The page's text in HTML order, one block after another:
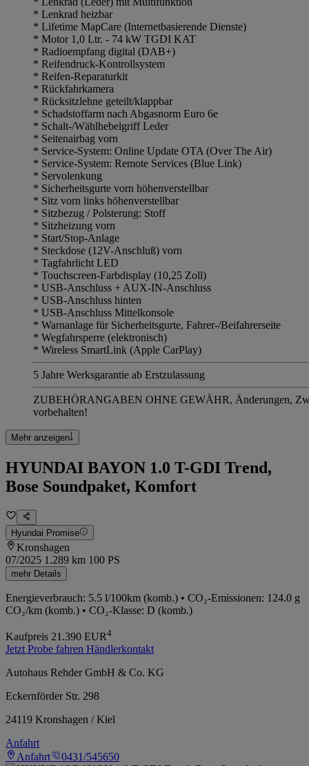
* Lenkrad heizbar
* Lifetime MapCare (Internetbasierende Dienste)
* Motor 1,0 Ltr. - 74 kW TGDI KAT
* Radioempfang digital (DAB+)
* Reifendruck-Kontrollsystem
* Reifen-Reparaturkit
* Rückfahrkamera
* Rücksitzlehne geteilt/klappbar
* Schadstoffarm nach Abgasnorm Euro 6e
* Schalt-/Wählhebelgriff Leder
* Seitenairbag vorn
* Service-System: Online Update OTA (Over The Air)
* Service-System: Remote Services (Blue Link)
* Servolenkung
* Sicherheitsgurte vorn höhenverstellbar
* Sitz vorn links höhenverstellbar
* Sitzbezug / Polsterung: Stoff
* Sitzheizung vorn
* Start/Stop-Anlage
* Steckdose (12V-Anschluß) vorn
* Tagfahrlicht LED
* Touchscreen-Farbdisplay (10,25 Zoll)
* USB-Anschluss + AUX-IN-Anschluss
* USB-Anschluss hinten
* USB-Anschluss Mittelkonsole
* Warnanlage für Sicherheitsgurte, Fahrer-/Beifahrerseite
* Wegfahrsperre (elektronisch)
* Wireless SmartLink (Apple CarPlay)
5 Jahre Werksgarantie ab Erstzulassung
ZUBEHÖRANGABEN OHNE GEWÄHR, Änderungen,
vorbehalten!
Mehr anzeigen
HYUNDAI BAYON 1.0 T-GDI Trend,
Bose Soundpaket, Komfort
Hyundai Promise
Kronshagen
07/2025 1.289 km 100 PS
mehr Details
Energieverbrauch: 5.5 l/100km (komb.) • CO₂-Emissionen: 124.0 g
CO₂/km (komb.) • CO₂-Klasse: D (komb.)
Kaufpreis 21.390 EUR4
Jetzt Probe fahren Händlerkontakt
Autohaus Rehder GmbH & Co. KG
Eckernförder Str. 298
24119 Kronshagen / Kiel
Anfahrt
Anfahrt
0431/545650